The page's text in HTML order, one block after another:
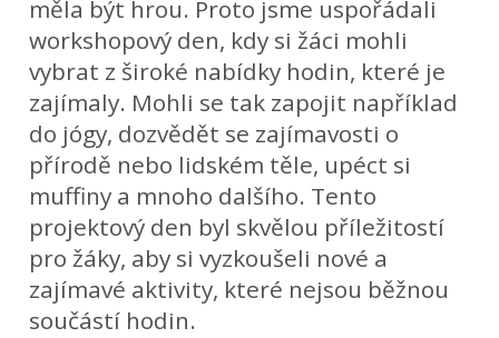
měla být hrou. Proto jsme uspořádali
workshopový den, kdy si žáci mohli
vybrat z široké nabídky hodin, které je
zajímaly. Mohli se tak zapojit například
do jógy, dozvědět se zajímavosti o
přírodě nebo lidském těle, upéct si
muffiny a mnoho dalšího. Tento
projektový den byl skvělou příležitostí
pro žáky, aby si vyzkoušeli nové a
zajímavé aktivity, které nejsou běžnou
součástí hodin.